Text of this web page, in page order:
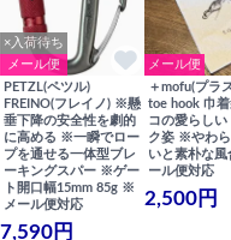
×入荷待ち
メール便
PETZL(ペツル)
FREINO(フレイノ) ※懸
垂下降の安全性を劇的
に高める ※一瞬でロー
プを通せる一体型ブレ
ーキングスパー ※ゲー
ト開口幅15mm 85g ※
メール便対応
7,590円
メール便
＋mofu(プラ
toe hook 巾
コの愛らしい
ク姿 ※やわ
いと素朴な
ール便対応
2,500円